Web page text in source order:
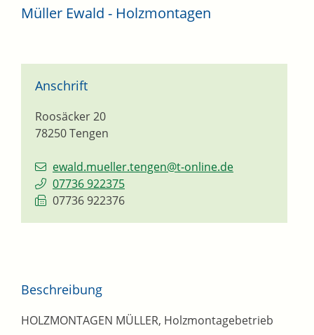
Müller Ewald - Holzmontagen
Anschrift
Roosäcker 20
78250Tengen
ewald.mueller.tengen@t-online.de
07736 922375
07736 922376
Beschreibung
HOLZMONTAGEN MÜLLER, Holzmontagebetrieb